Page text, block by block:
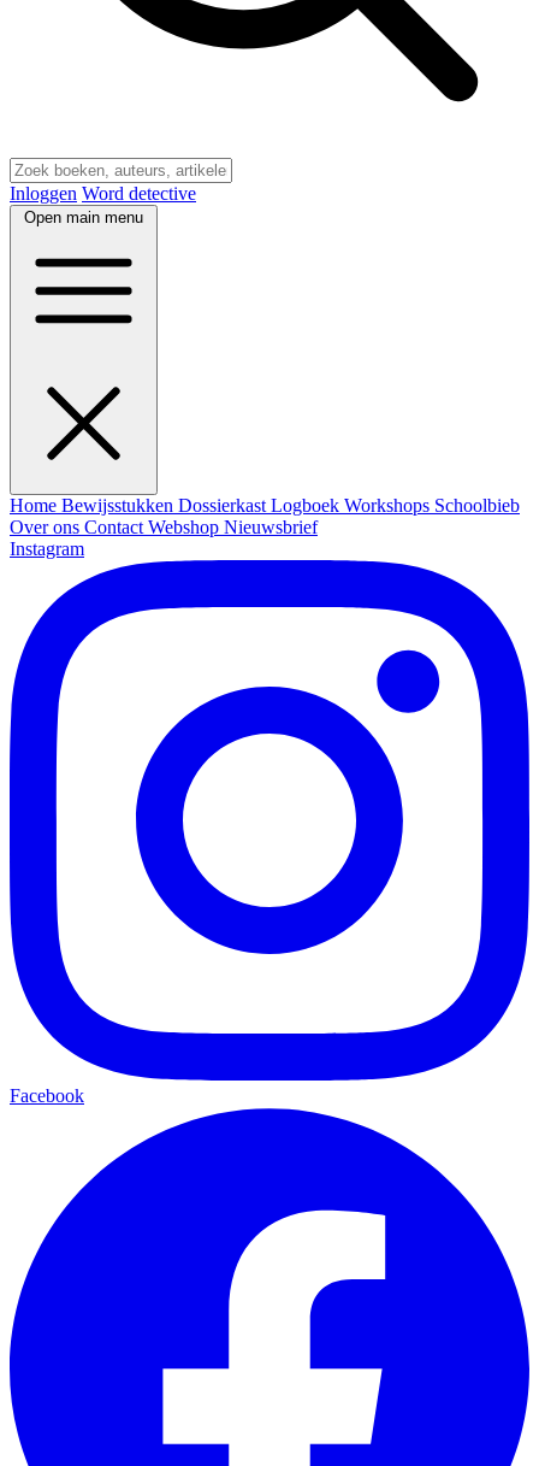
Inloggen Word detective
Open main menu
Home Bewijsstukken Dossierkast Logboek Workshops Schoolbieb
Over ons Contact Webshop Nieuwsbrief
Instagram
Facebook